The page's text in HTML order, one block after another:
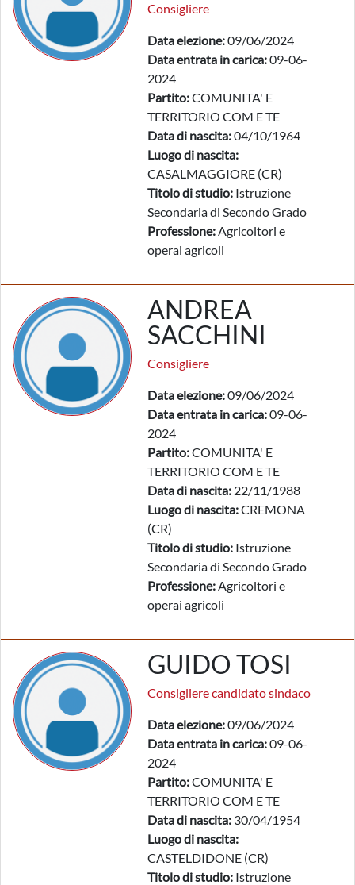
Consigliere
Data elezione:09/06/2024
Data entrata in carica:09-06-
2024
Partito:COMUNITA' E
TERRITORIO COM E TE
Data di nascita:04/10/1964
Luogo di nascita:
CASALMAGGIORE (CR)
Titolo di studio: Istruzione
Secondaria di Secondo Grado
Professione:Agricoltori e
operai agricoli
ANDREA
SACCHINI
Consigliere
Data elezione:09/06/2024
Data entrata in carica:09-06-
2024
Partito:COMUNITA' E
TERRITORIO COM E TE
Data di nascita: 22/11/1988
Luogo di nascita:CREMONA
(CR)
Titolo di studio: Istruzione
Secondaria di Secondo Grado
Professione:Agricoltori e
operai agricoli
GUIDO TOSI
Consigliere candidato sindaco
Data elezione:09/06/2024
Data entrata in carica:09-06-
2024
Partito:COMUNITA' E
TERRITORIO COM E TE
Data di nascita: 30/04/1954
Luogo di nascita:
CASTELDIDONE (CR)
Titolo di studio: Istruzione